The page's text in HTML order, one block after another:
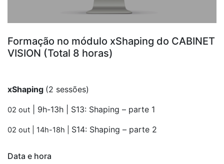
Formação no módulo xShaping do CABINET
VISION (Total 8 horas)
xShaping (2 sessões)
02 out | 9h-13h | S13: Shaping – parte 1
02 out | 14h-18h | S14: Shaping – parte 2
Data e hora